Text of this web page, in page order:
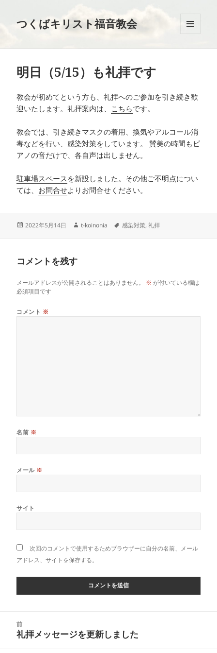
つくばキリスト福音教会
ーとウ
明日（5/15）も礼拝です
教会が初めてという方も、礼拝へのご参加を引き続き歓
迎いたします。礼拝案内は、 こちらです。
教会では、引き続きマスクの着用、換気やアルコール消
毒などを行い、感染対策をしています。 賛美の時間もピ
アノの音だけで、各自声は出しません。
駐車場スペース を新設しました。その他ご不明点につい
ては、 お問合せよりお問合せください。
投
2022年5月14日
作
t-koinonia
タ
感染対策,礼拝
コメントを残す
メールアドレスが公開されることはありません。 ※ が付いている欄は
必須項目です
コメント ※
名前 ※
メール ※
サイト
次回のコメントで使用するためブラウザーに自分の名前、メール
アドレス、サイトを保存する。
前
前
礼拝メッセージを更新しました